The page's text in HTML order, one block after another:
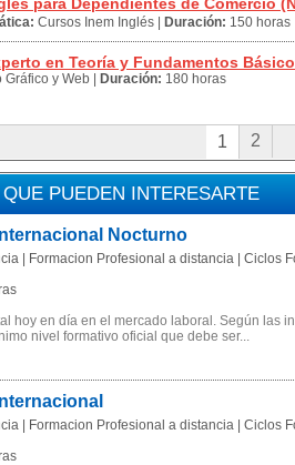
Cursos Inem Inglés Duración: 150 horas
en Teoría y Fundamentos
Gráfico y Web
Duración: 180 horas
1 2
PUEDEN INTERESARTE
Nocturno
| Formacion Profesional a distancia | Ciclos
hoy en día en el mercado laboral. Según las
nivel formativo oficial que debe ser...
| Formacion Profesional a distancia | Ciclos